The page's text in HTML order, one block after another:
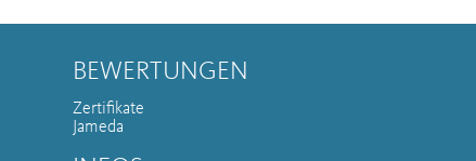
BEWERTUNGEN
Zertifikate
Jameda